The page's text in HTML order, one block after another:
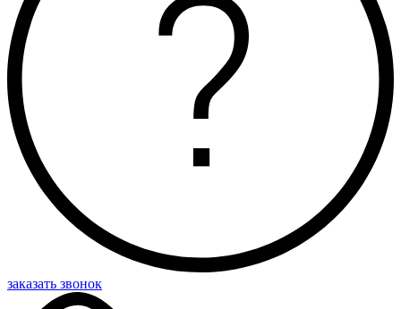
заказать звонок